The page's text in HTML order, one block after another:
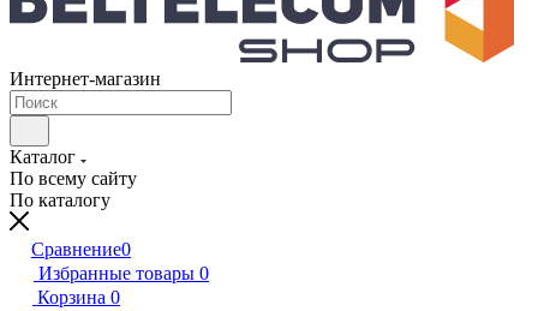
Интернет-магазин
Каталог
По всему сайту
По каталогу
Сравнение0
Избранные товары 0
Корзина 0